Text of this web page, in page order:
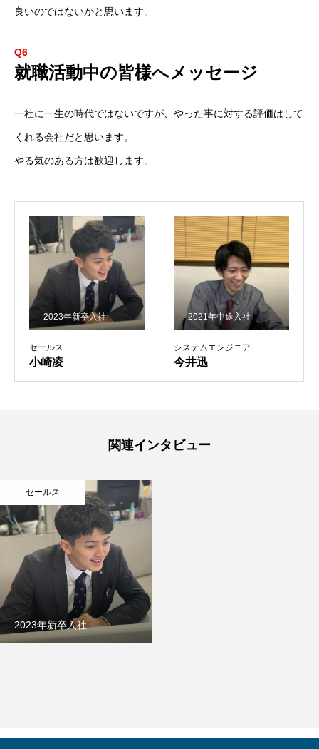
会社情報
事業内容
採用情報
お問い合わせ
良いのではないかと思います。
Q6
就職活動中の皆様へメッセージ
一社に一生の時代ではないですが、やった事に対する評価はして
くれる会社だと思います。
やる気のある方は歓迎します。
セールス
小崎凌
2023年新卒入社
システムエンジニア
今井迅
2021年中途入社
関連インタビュー
セールス
2023年新卒入社